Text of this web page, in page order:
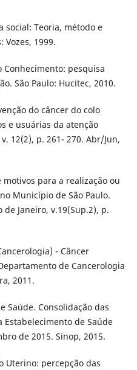
social: Teoria, método e
Vozes, 1999.
Conhecimento: pesquisa
São Paulo: Hucitec, 2010.
do câncer do colo
e usuárias da atenção
12(2), p. 261- 270. Abr/Jun,
motivos para a realização ou
Município de São Paulo.
Janeiro, v.19(Sup.2), p.
- Câncer
de Cancerologia
2011.
Saúde. Consolidação das
Estabelecimento de Saúde
de 2015. Sinop, 2015.
Uterino: percepção das